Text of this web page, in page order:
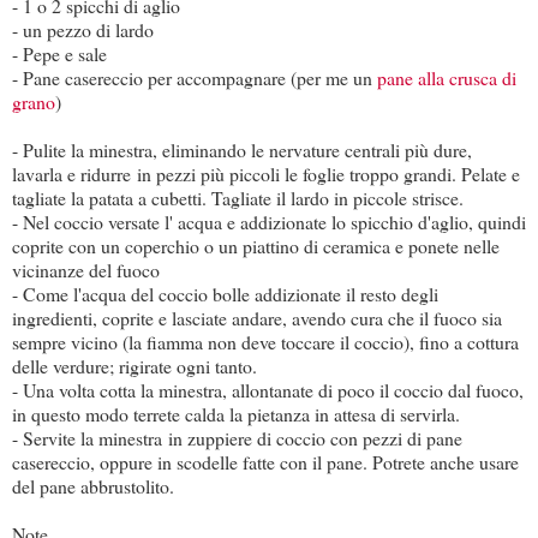
- 1 o 2 spicchi di aglio
- un pezzo di lardo
- Pepe e sale
- Pane casereccio per accompagnare (per me unpane alla crusca di
grano)
- Pulite la minestra, eliminando le nervature centrali più dure,
lavarla e ridurre in pezzi più piccoli le foglie troppo grandi. Pelate e
tagliate la patata a cubetti. Tagliate il lardo in piccole strisce.
- Nel coccio versate l' acqua e addizionate lo spicchio d'aglio, quindi
coprite con un coperchio o un piattino di ceramica e ponete nelle
vicinanze del fuoco
- Come l'acqua del coccio bolle addizionate il resto degli
ingredienti, coprite e lasciate andare, avendo cura che il fuoco sia
sempre vicino (la fiamma non deve toccare il coccio), fino a cottura
delle verdure; rigirate ogni tanto.
- Una volta cotta la minestra, allontanate di poco il coccio dal fuoco,
in questo modo terrete calda la pietanza in attesa di servirla.
- Servite la minestra in zuppiere di coccio con pezzi di pane
casereccio, oppure in scodelle fatte con il pane. Potrete anche usare
del pane abbrustolito.